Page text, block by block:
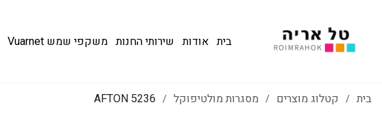
בית אודות שירותי החנות משקפי שמש Vuarnet
בית / קטלוג מוצרים / מסגרות מולטיפוקל /
AFTON 5236